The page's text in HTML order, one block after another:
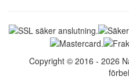
Copyright © 2016 - 2026